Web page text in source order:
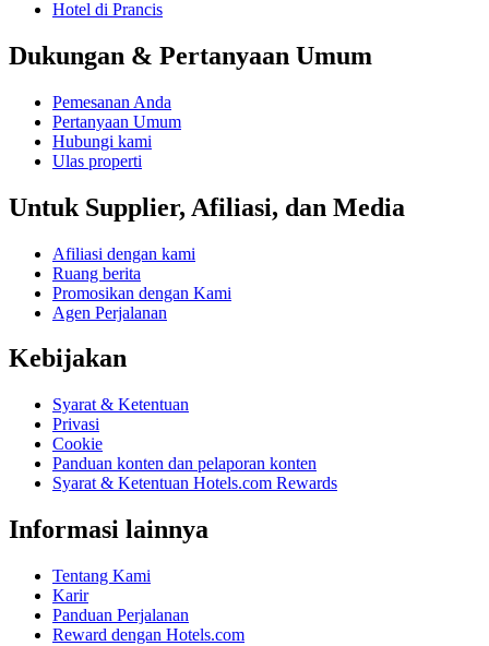
Hotel di Prancis
Dukungan & Pertanyaan Umum
Pemesanan Anda
Pertanyaan Umum
Hubungi kami
Ulas properti
Untuk Supplier, Afiliasi, dan Media
Afiliasi dengan kami
Ruang berita
Promosikan dengan Kami
Agen Perjalanan
Kebijakan
Syarat & Ketentuan
Privasi
Cookie
Panduan konten dan pelaporan konten
Syarat & Ketentuan Hotels.com Rewards
Informasi lainnya
Tentang Kami
Karir
Panduan Perjalanan
Reward dengan Hotels.com